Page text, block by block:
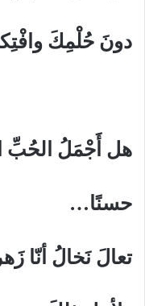
دونَ حُلْمِكَ
هل أَجْمَلُ الحُبِّ
حسنًا…
تعالَ نَخالُ أنّا